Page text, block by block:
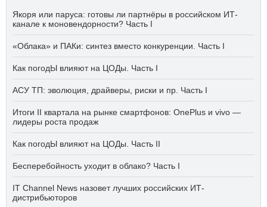
Якоря или паруса: готовы ли партнёры в российском ИТ-
канале к моновендорности? Часть I
«Облака» и ПАКи: синтез вместо конкуренции. Часть I
Как погодЫ влияют на ЦОДы. Часть I
АСУ ТП: эволюция, драйверы, риски и пр. Часть I
Итоги II квартала на рынке смартфонов: OnePlus и vivo —
лидеры роста продаж
Как погодЫ влияют на ЦОДы. Часть II
Бесперебойность уходит в облако? Часть I
IT Channel News назовет лучших российских ИТ-
дистрибьюторов